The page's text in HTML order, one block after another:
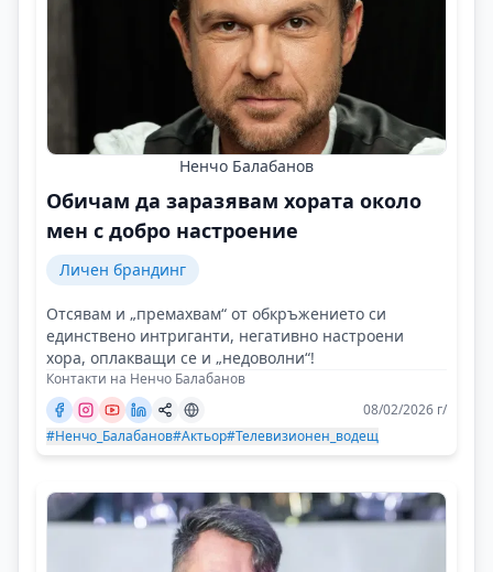
Ненчо Балабанов
Обичам да заразявам хората около
мен с добро настроение
Личен брандинг
Отсявам и „премахвам“ от обкръжението си
единствено интриганти, негативно настроени
хора, оплакващи се и „недоволни“!
Контакти на Ненчо Балабанов
08/02/2026 г/
#Ненчо_Балабанов#Актьор#Телевизионен_водещ